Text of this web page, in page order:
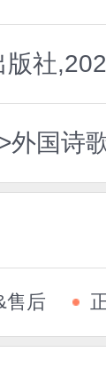
社
外国诗
售后